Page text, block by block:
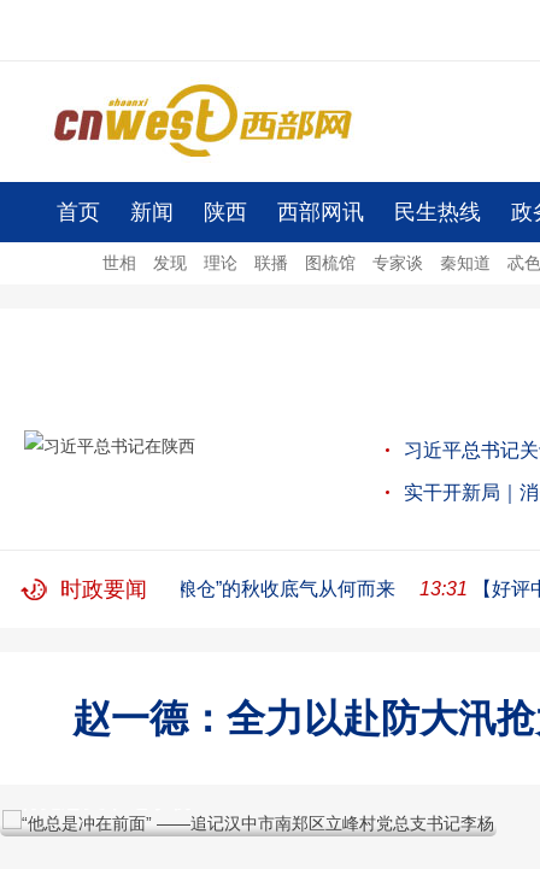
首页 新闻 陕西 西部网讯 民生热线 政
世相 发现 理论 联播 图梳馆 专家谈 秦知道 忒色
习近平总书记
实干开新局｜
时政要闻
亿斤打底，“大国粮仓”的秋收底气从何而来 13:31 【好评中
赵一德：全力以赴防大汛